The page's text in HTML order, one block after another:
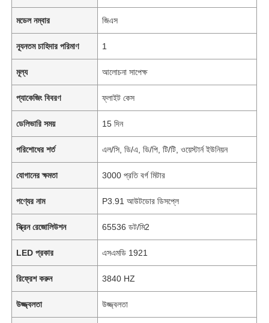
মডেল নম্বার জিএস
ন্যূনতম চাহিদার পরিমাণ 1
মূল্য আলোচনা সাপেক্ষ
প্যাকেজিং বিবরণ ফ্লাইট কেস
ডেলিভারি সময় 15 দিন
পরিশোধের শর্ত এল/সি, ডি/এ, ডি/পি, টি/টি, ওয়েস্টার্ন ইউনিয়ন
যোগানের ক্ষমতা 3000 প্রতি বর্গ মিটার
পণ্যের নাম P3.91 আউটডোর ডিসপ্লে
স্ক্রিন রেজোলিউশন 65536 ডট/মি2
LED প্রকার এসএমডি 1921
রিফ্রেশ করুন 3840 HZ
উজ্জ্বলতা উজ্জ্বলতা